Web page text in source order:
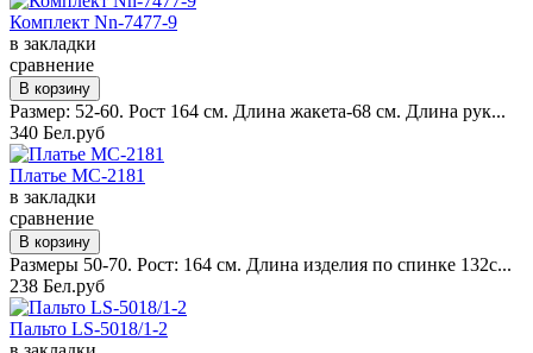
Комплект Nn-7477-9
в закладки
сравнение
Размер: 52-60. Рост 164 см. Длина жакета-68 см. Длина рук...
340 Бел.руб
Платье MC-2181
в закладки
сравнение
Размеры 50-70. Рост: 164 см. Длина изделия по спинке 132с...
238 Бел.руб
Пальто LS-5018/1-2